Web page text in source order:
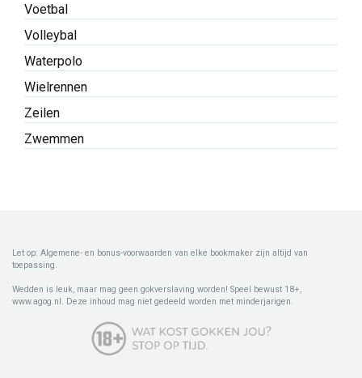
Voetbal
Volleybal
Waterpolo
Wielrennen
Zeilen
Zwemmen
Let op: Algemene- en bonus-voorwaarden van elke bookmaker zijn altijd van
toepassing.
Wedden is leuk, maar mag geen gokverslaving worden! Speel bewust 18+,
www.agog.nl. Deze inhoud mag niet gedeeld worden met minderjarigen.